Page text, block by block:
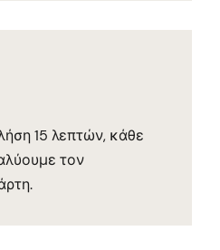
15 λεπτών, κάθε
τον